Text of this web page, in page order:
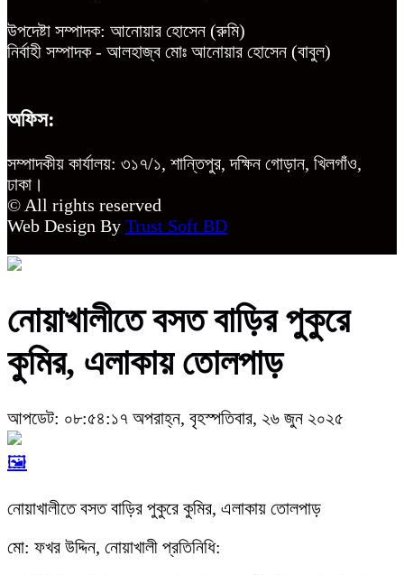
উপদেষ্টা সম্পাদক: আনোয়ার হোসেন (রুমি)
নির্বাহী সম্পাদক - আলহাজ্ব মোঃ আনোয়ার হোসেন (বাবুল)
অফিস:
সম্পাদকীয় কার্যালয়: ৩১৭/১, শান্তিপুর, দক্ষিন গোড়ান, খিলগাঁও,
ঢাকা।
© All rights reserved
Web Design By Trust Soft BD
নোয়াখালীতে বসত বাড়ির পুকুরে
কুমির, এলাকায় তোলপাড়
আপডেট: ০৮:৫৪:১৭ অপরাহ্ন, বৃহস্পতিবার, ২৬ জুন ২০২৫
🖼️
নোয়াখালীতে বসত বাড়ির পুকুরে কুমির, এলাকায় তোলপাড়
মো: ফখর উদ্দিন, নোয়াখালী প্রতিনিধি: